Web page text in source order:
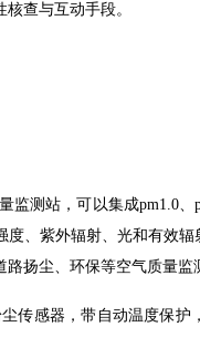
核查与互动手段。
监测站，可以集成pm1.0、
、紫外辐射、光和有效
路扬尘、环保等空气质量监
传感器，带自动温度保护